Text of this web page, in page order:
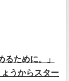
ために。」
うからスター